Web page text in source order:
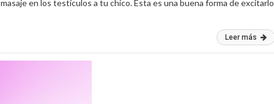
en los testículos a tu chico. Esta es una buena forma de excitarlo
Leer más